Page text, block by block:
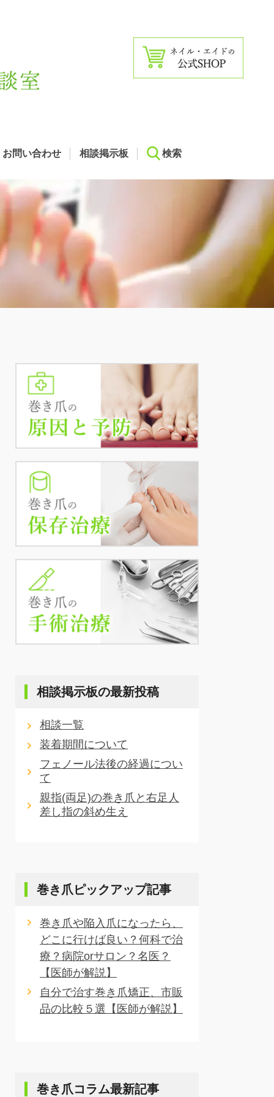
お問い合わせ 相談掲示板 検索
相談掲示板の最新投稿
相談一覧
装着期間について
フェノール法後の経過につい
て
親指(両足)の巻き爪と右足人
差し指の斜め生え
巻き爪ピックアップ記事
巻き爪や陥入爪になったら、
どこに行けば良い？何科で治
療？病院orサロン？名医？
【医師が解説】
自分で治す巻き爪矯正、市販
品の比較５選【医師が解説】
巻き爪コラム最新記事